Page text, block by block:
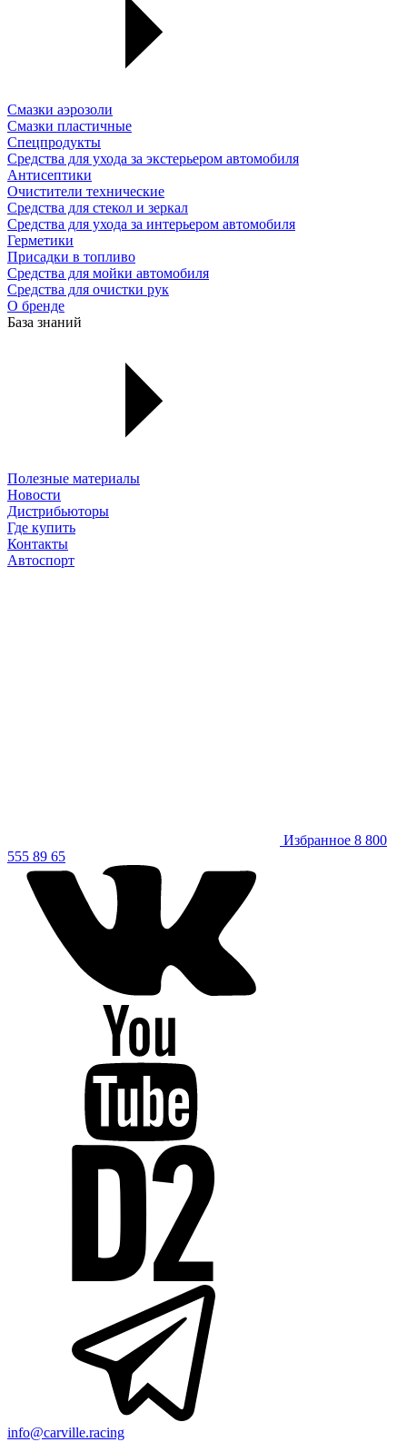
Смазки аэрозоли
Смазки пластичные
Спецпродукты
Средства для ухода за экстерьером автомобиля
Антисептики
Очистители технические
Средства для стекол и зеркал
Средства для ухода за интерьером автомобиля
Герметики
Присадки в топливо
Средства для мойки автомобиля
Средства для очистки рук
О бренде
База знаний
Полезные материалы
Новости
Дистрибьюторы
Где купить
Контакты
Автоспорт
Избранное 8 800
555 89 65
info@carville.racing